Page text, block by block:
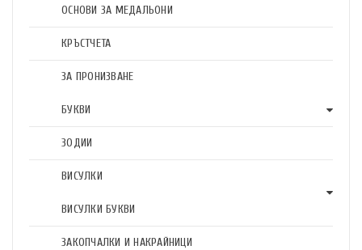
ОСНОВИ ЗА МЕДАЛЬОНИ
КРЪСТЧЕТА
ЗА ПРОНИЗВАНЕ
БУКВИ
ЗОДИИ
ВИСУЛКИ
ВИСУЛКИ БУКВИ
ЗАКОПЧАЛКИ И НАКРАЙНИЦИ